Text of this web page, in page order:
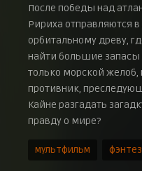
После победы над
Ририха отправляются
орбитальному древу,
найти большие запасы
только морской
противник,
Кайне разгадать
правду о мире?
мультфильм